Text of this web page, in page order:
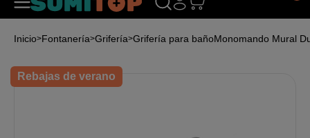
Inicio Fontanería Grifería Grifería para bañoMonomando Mural
Rebajas de verano